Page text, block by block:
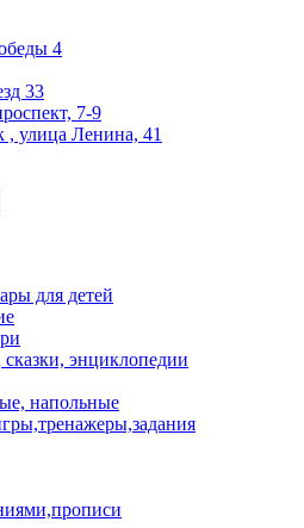
4
33
7-9
, улица Ленина, 41
для детей
энциклопедии
напольные